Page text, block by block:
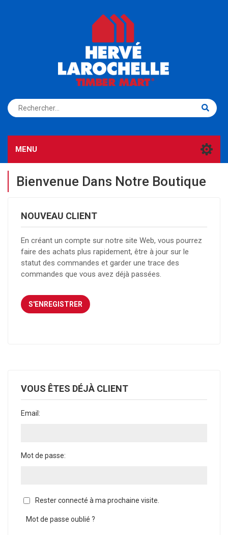
S'ENREGISTRER CONNEXION
MENU
Bienvenue Dans Notre Boutique
NOUVEAU CLIENT
En créant un compte sur notre site Web, vous pourrez
faire des achats plus rapidement, être à jour sur le
statut des commandes et garder une trace des
commandes que vous avez déjà passées.
VOUS ÊTES DÉJÀ CLIENT
Email:
Mot de passe:
Rester connecté à ma prochaine visite.
Mot de passe oublié ?